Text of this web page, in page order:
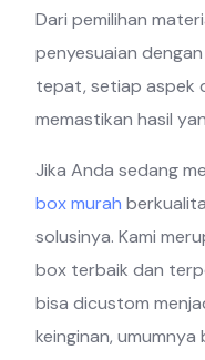
Dari pemilihan
penyesuaian
tepat, setiap aspek
memastikan hasil
Jika Anda sedang
box murah
solusinya. Kami
box terbaik dan
bisa dicustom
keinginan,